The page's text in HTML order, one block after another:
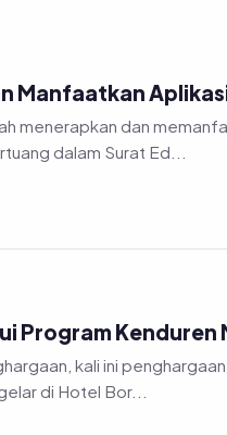
Manfaatkan
menerapkan dan
dalam Surat Ed...
Program Kenduren
kali ini
di Hotel Bor...